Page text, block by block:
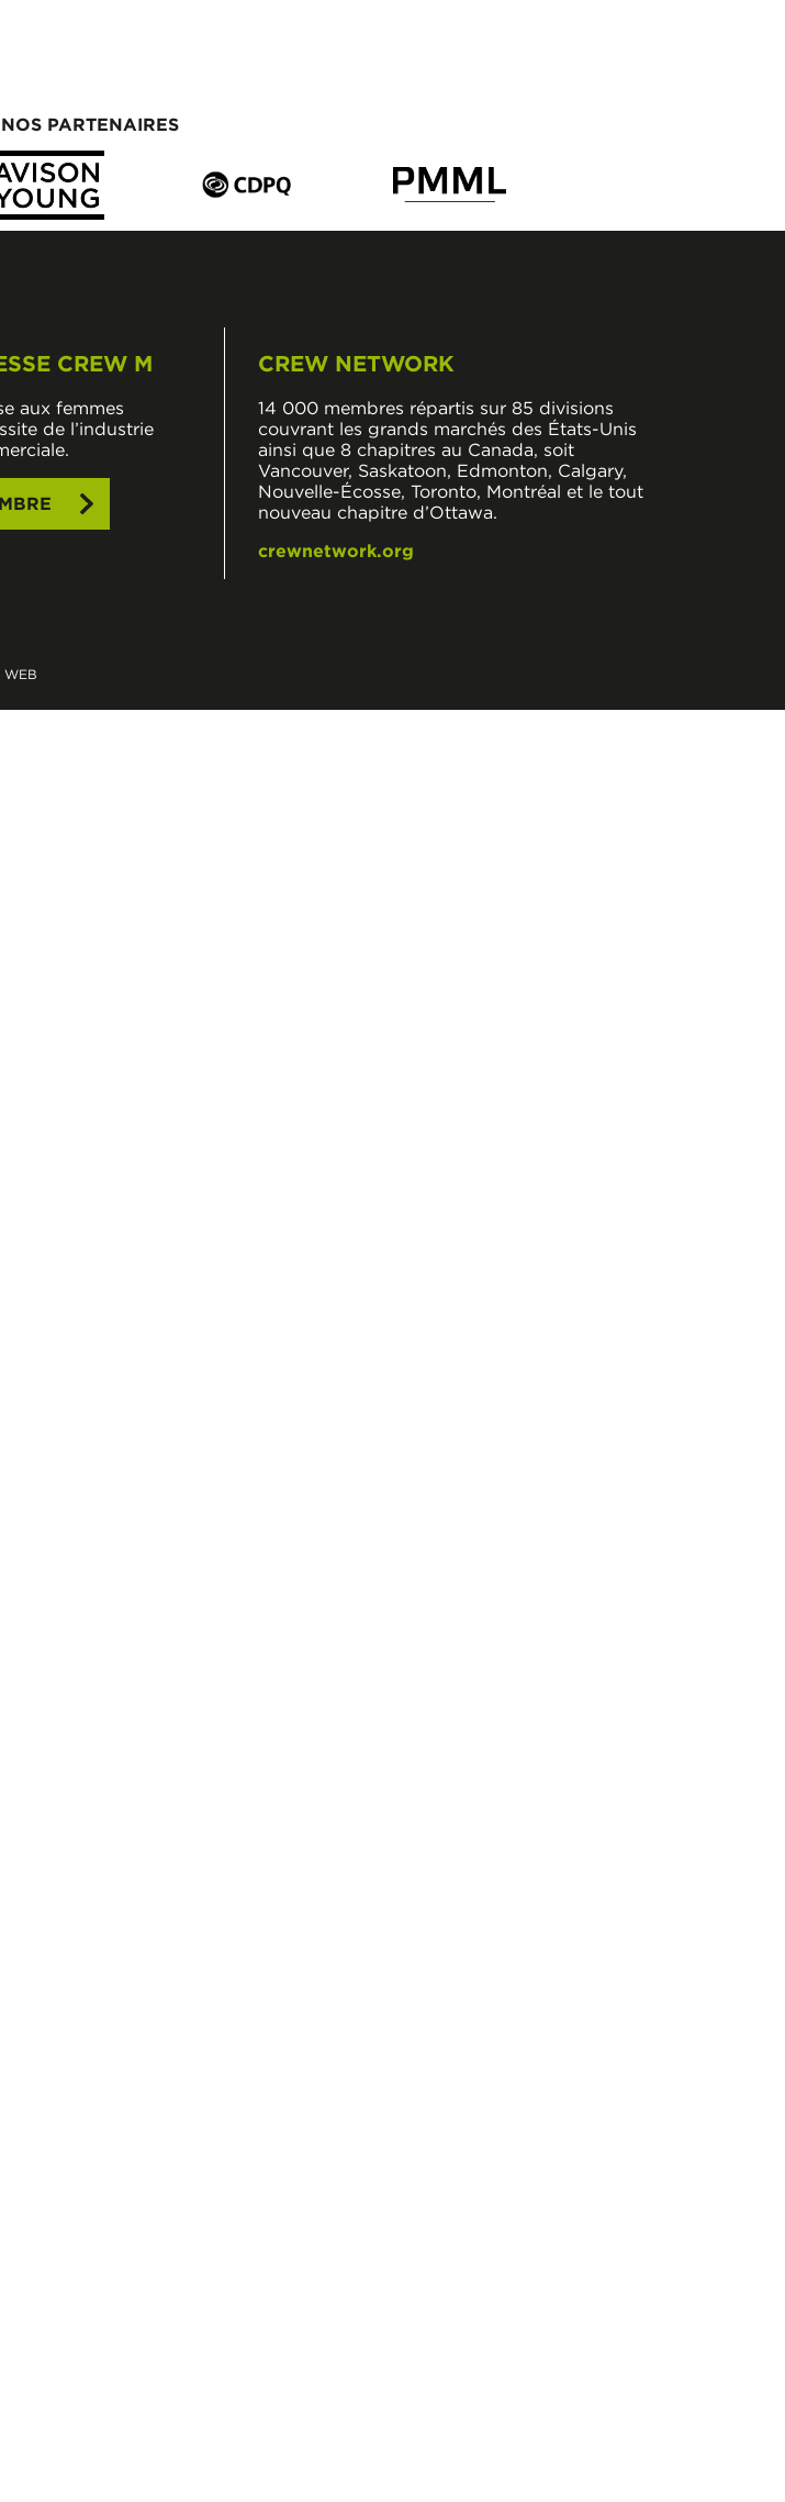
PARTENAIRES
CREW M
aux femmes
de l’industrie
CREW NETWORK
14 000 membres répartis sur 85 divisions
couvrant les grands marchés des États-Unis
ainsi que 8 chapitres au Canada, soit
Vancouver, Saskatoon, Edmonton, Calgary,
Nouvelle-Écosse, Toronto, Montréal et le tout
nouveau chapitre d’Ottawa.
crewnetwork.org
WEB